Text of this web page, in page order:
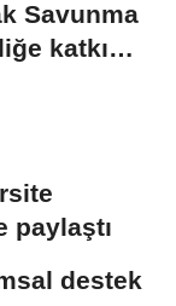
Savunma
katkı
paylaştı
destek